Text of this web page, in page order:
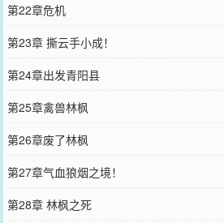
第22章危机
第23章 撕云手小成！
第24章出发青阳县
第25章禽兽林枫
第26章废了林枫
第27章气血狼烟之境！
第28章 林枫之死